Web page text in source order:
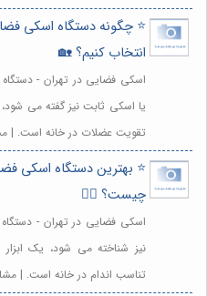
⭐️ چگونه دستگاه اسکی
انتخاب کنیم؟ 🏡
اسکی فضایی در تهران -
یا اسکی ثابت نیز گفته می
تقویت عضلات در خانه است. |
⭐️ بهترین دستگاه اسکی
چیست؟ 🏋️‍♀️
اسکی فضایی در تهران - دستگاه
نیز شناخته می شود، یک
تناسب اندام در خانه است. |